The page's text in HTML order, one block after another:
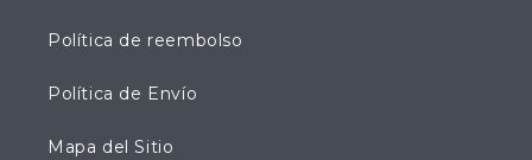
Política de reembolso
Política de Envío
Mapa del Sitio